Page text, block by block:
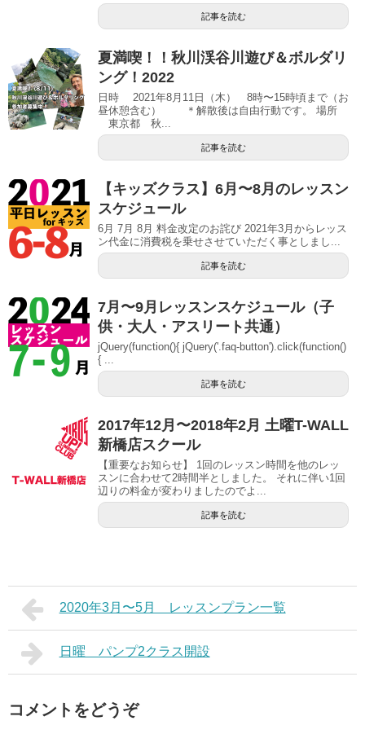
記事を読む
夏満喫！！秋川渓谷川遊び＆ボルダリ
ング！2022
日時 2021年8月11日（木） 8時〜15時頃まで（お
昼休憩含む） ＊解散後は自由行動です。 場所
東京都 秋...
記事を読む
【キッズクラス】6月〜8月のレッスン
スケジュール
6月 7月 8月 料金改定のお詫び 2021年3月からレッス
ン代金に消費税を乗せさせていただく事としまし...
記事を読む
7月〜9月レッスンスケジュール（子
供・大人・アスリート共通）
jQuery(function(){ jQuery('.faq-button').click(function()
{ ...
記事を読む
2017年12月〜2018年2月 土曜T-WALL
新橋店スクール
【重要なお知らせ】 1回のレッスン時間を他のレッ
スンに合わせて2時間半としました。 それに伴い1回
辺りの料金が変わりましたのでよ...
記事を読む
2020年3月〜5月 レッスンプラン一覧
日曜 パンプ2クラス開設
コメントをどうぞ